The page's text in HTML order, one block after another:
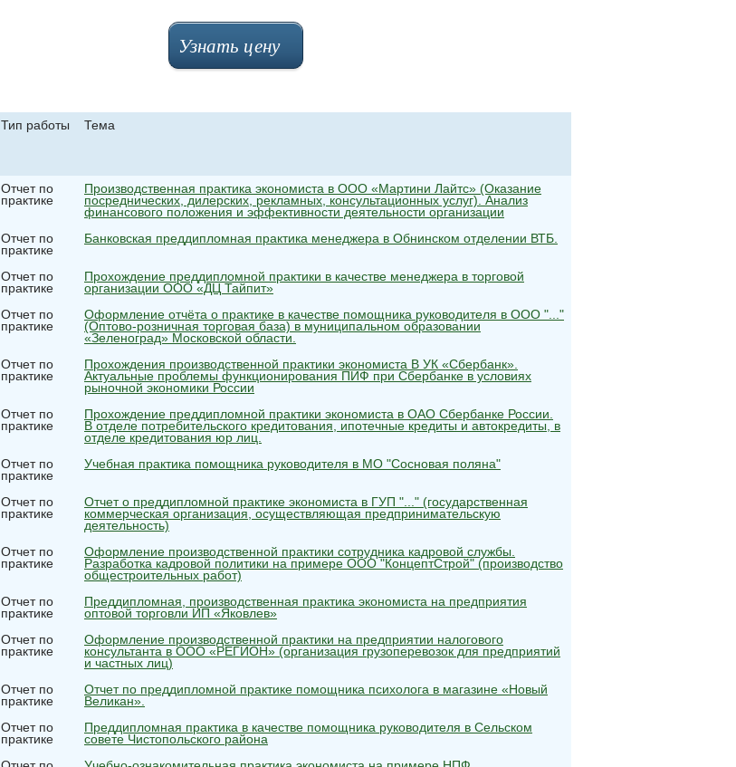
Узнать цену
Тип работы Тема
Отчет по
практике
Производственная практика экономиста в ООО «Мартини Лайтс» (Оказание
посреднических, дилерских, рекламных, консультационных услуг). Анализ
финансового положения и эффективности деятельности организации
Отчет по
практике
Банковская преддипломная практика менеджера в Обнинском отделении ВТБ.
Отчет по
практике
Прохождение преддипломной практики в качестве менеджера в торговой
организации ООО «ДЦ Тайпит»
Отчет по
практике
Оформление отчёта о практике в качестве помощника руководителя в ООО "..."
(Оптово-розничная торговая база) в муниципальном образовании
«Зеленоград» Московской области.
Отчет по
практике
Прохождения производственной практики экономиста В УК «Сбербанк».
Актуальные проблемы функционирования ПИФ при Сбербанке в условиях
рыночной экономики России
Отчет по
практике
Прохождение преддипломной практики экономиста в ОАО Сбербанке России.
В отделе потребительского кредитования, ипотечные кредиты и автокредиты, в
отделе кредитования юр лиц.
Отчет по
практике
Учебная практика помощника руководителя в МО "Сосновая поляна"
Отчет по
практике
Отчет о преддипломной практике экономиста в ГУП "..." (государственная
коммерческая организация, осуществляющая предпринимательскую
деятельность)
Отчет по
практике
Оформление производственной практики сотрудника кадровой службы.
Разработка кадровой политики на примере ООО "КонцептСтрой" (производство
общестроительных работ)
Отчет по
практике
Преддипломная, производственная практика экономиста на предприятия
оптовой торговли ИП «Яковлев»
Отчет по
практике
Оформление производственной практики на предприятии налогового
консультанта в ООО «РЕГИОН» (организация грузоперевозок для предприятий
и частных лиц)
Отчет по
практике
Отчет по преддипломной практике помощника психолога в магазине «Новый
Великан».
Отчет по
практике
Преддипломная практика в качестве помощника руководителя в Сельском
совете Чистопольского района